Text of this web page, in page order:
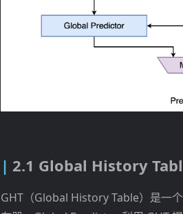
2.1 Global History
GHT（Global History Table）是一